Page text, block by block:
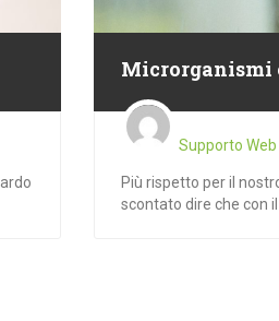
Microrganismi
Supporto
Più rispetto per il
scontato dire che con il